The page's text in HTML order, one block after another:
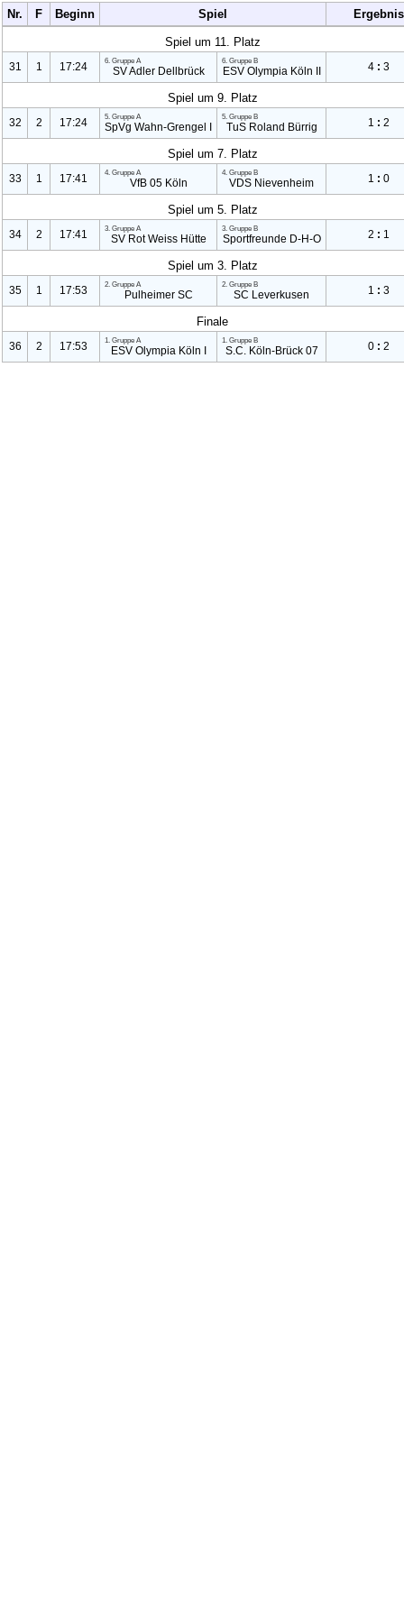
Nr. F Beginn Spiel Ergebnis
Spiel um 11. Platz
31 1 17:24 6. Gruppe A
SV Adler Dellbrück
6. Gruppe B
ESV Olympia Köln II 4 : 3
Spiel um 9. Platz
32 2 17:24 5. Gruppe A
SpVg Wahn-Grengel I
5. Gruppe B
TuS Roland Bürrig 1 : 2
Spiel um 7. Platz
33 1 17:41 4. Gruppe A
VfB 05 Köln
4. Gruppe B
VDS Nievenheim 1 : 0
Spiel um 5. Platz
34 2 17:41 3. Gruppe A
SV Rot Weiss Hütte
3. Gruppe B
Sportfreunde D-H-O 2 : 1
Spiel um 3. Platz
35 1 17:53 2. Gruppe A
Pulheimer SC
2. Gruppe B
SC Leverkusen 1 : 3
Finale
36 2 17:53 1. Gruppe A
ESV Olympia Köln I
1. Gruppe B
S.C. Köln-Brück 07 0 : 2